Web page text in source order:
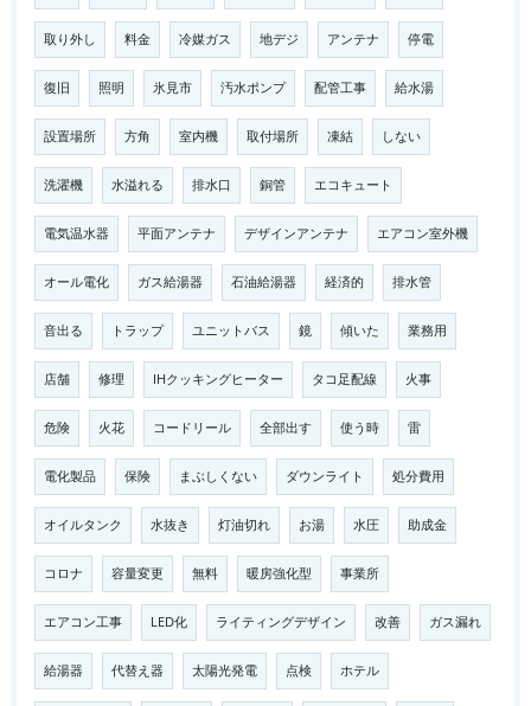
取り外し 料金 冷媒ガス 地デジ アンテナ 停電
復旧 照明 氷見市 汚水ポンプ 配管工事 給水湯
設置場所 方角 室内機 取付場所 凍結 しない
洗濯機 水溢れる 排水口 銅管 エコキュート
電気温水器 平面アンテナ デザインアンテナ エアコン室外機
オール電化 ガス給湯器 石油給湯器 経済的 排水管
音出る トラップ ユニットバス 鏡 傾いた 業務用
店舗 修理 IHクッキングヒーター タコ足配線 火事
危険 火花 コードリール 全部出す 使う時 雷
電化製品 保険 まぶしくない ダウンライト 処分費用
オイルタンク 水抜き 灯油切れ お湯 水圧 助成金
コロナ 容量変更 無料 暖房強化型 事業所
エアコン工事 LED化 ライティングデザイン 改善 ガス漏れ
給湯器 代替え器 太陽光発電 点検 ホテル